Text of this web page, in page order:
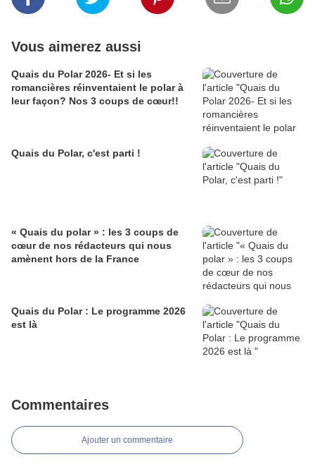
Vous aimerez aussi
Quais du Polar 2026- Et si les
romancières réinventaient le polar à
leur façon? Nos 3 coups de cœur!!
Quais du Polar, c'est parti !
« Quais du polar » : les 3 coups de
cœur de nos rédacteurs qui nous
amènent hors de la France
Quais du Polar : Le programme 2026
est là
Commentaires
Ajouter un commentaire